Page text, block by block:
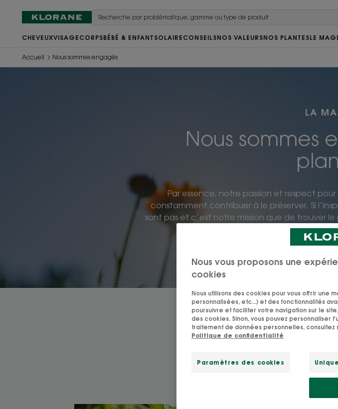
CHEVEUXVISAGE CORPSBÉBÉ & ENFANT SOLAIRE CONSEILSNOS VALEURSNOS PLANTESLE MAG
Accueil Nous sommes engagés
LA
Nous sommes
Par essence, notre passion et respect
constamment contribuer à le préserver. Si
sont pas et c’est notre mission que de trouver
, validé par
Depuis
Une démarche
Nous vous proposons une
cookies
Nous utilisons des cookies pour vous offrir une
personnalisées, etc...) et des fonctionnalités
poursuivre et faciliter votre navigation sur le
des cookies. Sinon, vous pouvez personnaliser
traitement de données personnelles,
Politique de confidentialité
Paramètres des cookies